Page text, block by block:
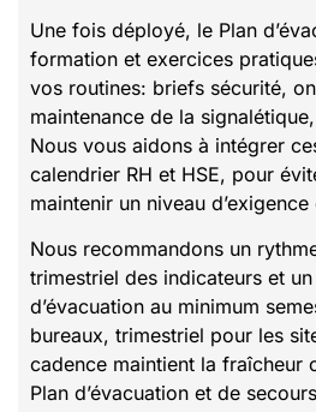
Une fois déployé, le Plan
formation et exercices
vos routines: briefs sécurité,
maintenance de la
Nous vous aidons à intégrer
calendrier RH et HSE, pour
maintenir un niveau
Nous recommandons un
trimestriel des indicateurs et
d’évacuation au minimum
bureaux, trimestriel pour les
cadence maintient la fraîcheur
Plan d’évacuation et de